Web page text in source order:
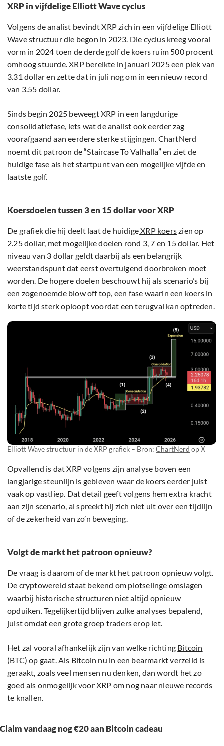
XRP in vijfdelige Elliott Wave cyclus
Volgens de analist bevindt XRP zich in een vijfdelige Elliott
Wave structuur die begon in 2023. Die cyclus kreeg vooral
vorm in 2024 toen de derde golf de koers ruim 500 procent
omhoog stuurde. XRP bereikte in januari 2025 een piek van
3.31 dollar en zette dat in juli nog om in een nieuw record
van 3.55 dollar.
Sinds begin 2025 beweegt XRP in een langdurige
consolidatiefase, iets wat de analist ook eerder zag
voorafgaand aan eerdere sterke stijgingen. ChartNerd
noemt dit patroon de “Staircase To Valhalla” en ziet de
huidige fase als het startpunt van een mogelijke vijfde en
laatste golf.
Koersdoelen tussen 3 en 15 dollar voor XRP
De grafiek die hij deelt laat de huidigeXRP koerszien op
2.25 dollar, met mogelijke doelen rond 3, 7 en 15 dollar. Het
niveau van 3 dollar geldt daarbij als een belangrijk
weerstandspunt dat eerst overtuigend doorbroken moet
worden. De hogere doelen beschouwt hij als scenario’s bij
een zogenoemde blow off top, een fase waarin een koers in
korte tijd sterk oploopt voordat een terugval kan optreden.
Elliott Wave structuur in de XRP grafiek – Bron: ChartNerd op X
Opvallend is dat XRP volgens zijn analyse boven een
langjarige steunlijn is gebleven waar de koers eerder juist
vaak op vastliep. Dat detail geeft volgens hem extra kracht
aan zijn scenario, al spreekt hij zich niet uit over een tijdlijn
of de zekerheid van zo’n beweging.
Volgt de markt het patroon opnieuw?
De vraag is daarom of de markt het patroon opnieuw volgt.
De cryptowereld staat bekend om plotselinge omslagen
waarbij historische structuren niet altijd opnieuw
opduiken. Tegelijkertijd blijven zulke analyses bepalend,
juist omdat een grote groep traders erop let.
Het zal vooral afhankelijk zijn van welke richting Bitcoin
(BTC) op gaat. Als Bitcoin nu in een bearmarkt verzeild is
geraakt, zoals veel mensen nu denken, dan wordt het zo
goed als onmogelijk voor XRP om nog naar nieuwe records
te knallen.
Claim vandaag nog €20 aan Bitcoin cadeau